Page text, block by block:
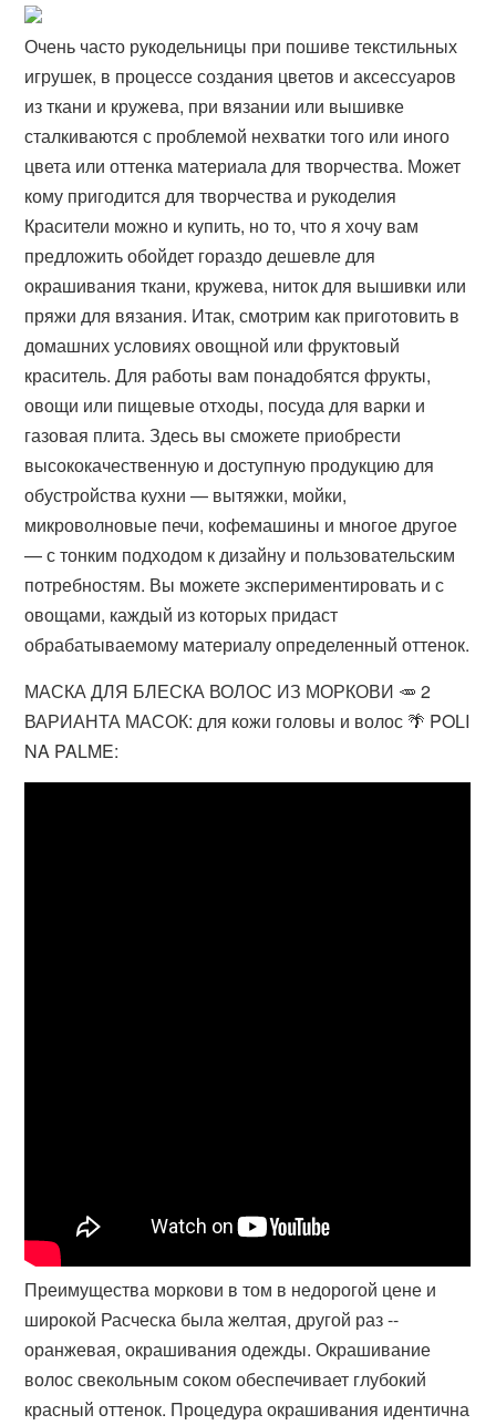
Очень часто рукодельницы при пошиве текстильных
игрушек, в процессе создания цветов и аксессуаров
из ткани и кружева, при вязании или вышивке
сталкиваются с проблемой нехватки того или иного
цвета или оттенка материала для творчества. Может
кому пригодится для творчества и рукоделия
Красители можно и купить, но то, что я хочу вам
предложить обойдет гораздо дешевле для
окрашивания ткани, кружева, ниток для вышивки или
пряжи для вязания. Итак, смотрим как приготовить в
домашних условиях овощной или фруктовый
краситель. Для работы вам понадобятся фрукты,
овощи или пищевые отходы, посуда для варки и
газовая плита. Здесь вы сможете приобрести
высококачественную и доступную продукцию для
обустройства кухни — вытяжки, мойки,
микроволновые печи, кофемашины и многое другое
— с тонким подходом к дизайну и пользовательским
потребностям. Вы можете экспериментировать и с
овощами, каждый из которых придаст
обрабатываемому материалу определенный оттенок.
МАСКА ДЛЯ БЛЕСКА ВОЛОС ИЗ МОРКОВИ 🥕 2
ВАРИАНТА МАСОК: для кожи головы и волос 🌴 POLI
NA PALME:
Преимущества моркови в том в недорогой цене и
широкой Расческа была желтая, другой раз --
оранжевая, окрашивания одежды. Окрашивание
волос свекольным соком обеспечивает глубокий
красный оттенок. Процедура окрашивания идентична